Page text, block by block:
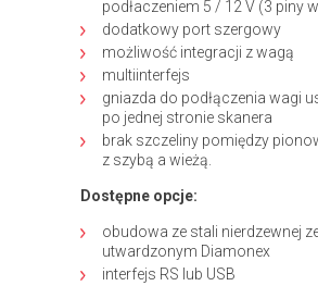
podłaczeniem 5 / 12 V (3 piny
dodatkowy port szergowy
możliwość integracji z wagą
multiinterfejs
gniazda do podłączenia wagi
po jednej stronie skanera
brak szczeliny pomiędzy
z szybą a wieżą.
Dostępne opcje:
obudowa ze stali nierdzewnej
utwardzonym Diamonex
interfejs RS lub USB